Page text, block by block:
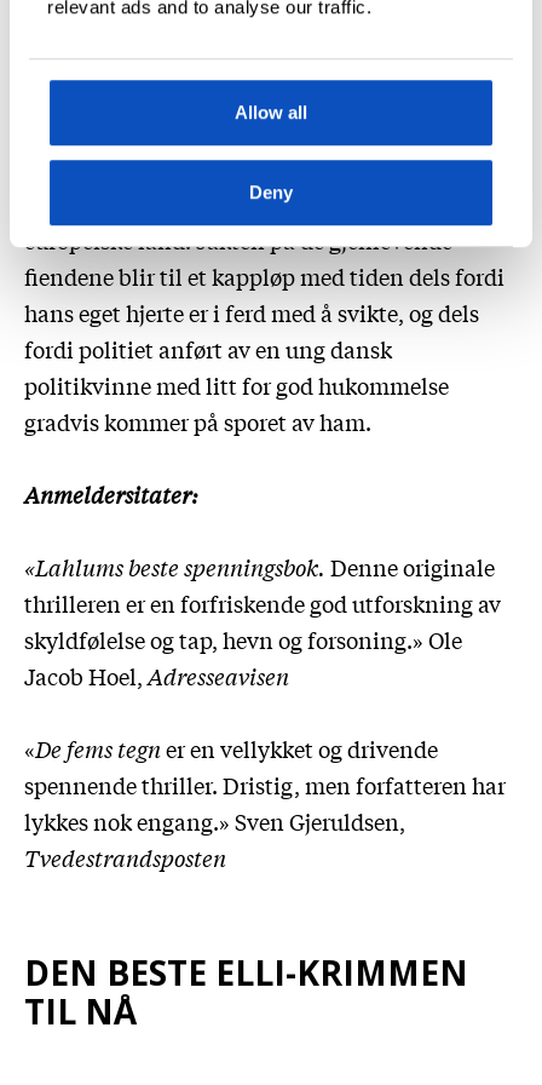
relevant ads and to analyse our traffic.
Allow all
Deny
Tankene vender tilbake til hendelser fra de siste
krigsmånedene, og han undrer på hva som
som den gang ødela hans liv. Ønsket om å vite
blir til et ønske om rettferdighet, og leder ham
nå 60 år senere ut på et hevntokt gjennom fire
europeiske land. Jakten på de gjenlevende
fiendene blir til et kappløp med tiden dels fordi
hans eget hjerte er i ferd med å svikte, og dels
fordi politiet anført av en ung dansk
politikvinne med litt for god hukommelse
gradvis kommer på sporet av ham.
Anmeldersitater:
«Lahlums beste spenningsbok. Denne originale
thrilleren er en forfriskende god utforskning av
skyldfølelse og tap, hevn og forsoning.» Ole
Jacob Hoel,Adresseavisen
«De fems tegner en vellykket og drivende
spennende thriller. Dristig, men forfatteren har
lykkes nok engang.» Sven Gjeruldsen,
Tvedestrandsposten
DEN BESTE ELLI-KRIMMEN
TIL NÅ